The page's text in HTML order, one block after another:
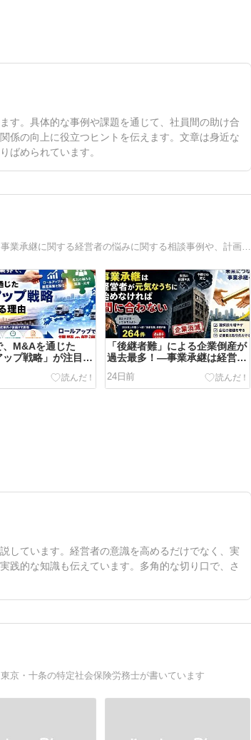
す。具体的な事例や課題を通じて、社員間の助け合
係の向上に役立つヒントを伝えます。文章は身近な
ばめられています。
中小企業の事業承継に特化した「バトン・コンサルティング」代表のブログ。事業承継に関する経営者の悩みに関する相談事例や、計画的に承継を進めるためのアドバイスなどをわかりやすく紹介します。
、M&Aを通じた
ップ戦略」が注目さ
「後継者難」による企業倒産が
過去最多！―事業承継は経営者
に合わない
24日前
しています。経営者の意識を高めるだけでなく、実
践的な知識も伝えています。多角的な切り口で、さ
京・十条の特定社会保険労務士が書いています